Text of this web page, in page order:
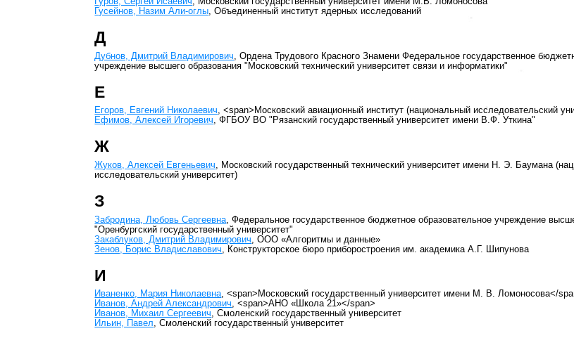
Гусейнов, Назим Али-оглы, Объединенный институт ядерных исследований
Д
Дубнов, Дмитрий Владимирович , Ордена Трудового Красного Знамени Федеральное государственное
учреждение высшего образования "Московский технический университет связи и информатики"
Е
Егоров, Евгений Николаевич, <span>Московский авиационный институт (национальный исследовательский
Ефимов, Алексей Игоревич, ФГБОУ ВО "Рязанский государственный университет имени В.Ф. Уткина"
Ж
Жуков, Алексей Евгеньевич, Московский государственный технический университет имени Н. Э. Баумана
исследовательский университет)
З
Забродина, Любовь Сергеевна , Федеральное государственное бюджетное образовательное учреждение
"Оренбургский государственный университет"
Закаблуков, Дмитрий Владимирович , ООО «Алгоритмы и данные»
Зенов, Борис Владиславович , Конструкторское бюро приборостроения им. академика А.Г. Шипунова
И
Иваненко, Мария Николаевна, <span>Московский государственный университет имени М. В. Ломоносова</
Иванов, Андрей Александрович, <span>АНО «Школа 21»</span>
Иванов, Михаил Сергеевич, Смоленский государственный университет
Ильин, Павел, Смоленский государственный университет